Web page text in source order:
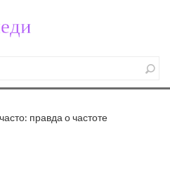
правда о частоте